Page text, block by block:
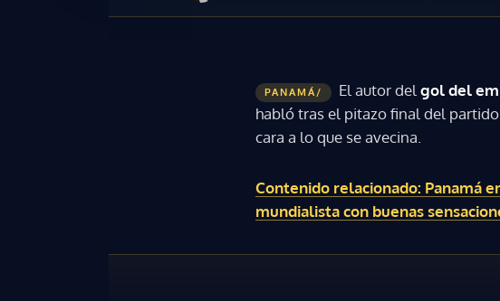
PANAMÁ/ El autor del gol del
habló tras el pitazo final del
cara a lo que se avecina.
Contenido relacionado: Panamá
mundialista con buenas